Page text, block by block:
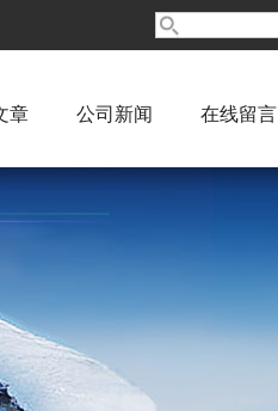
章 公司新闻 在线留言